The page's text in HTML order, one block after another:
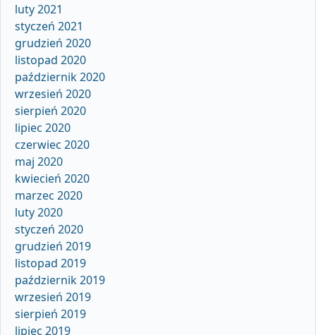
luty 2021
styczeń 2021
grudzień 2020
listopad 2020
październik 2020
wrzesień 2020
sierpień 2020
lipiec 2020
czerwiec 2020
maj 2020
kwiecień 2020
marzec 2020
luty 2020
styczeń 2020
grudzień 2019
listopad 2019
październik 2019
wrzesień 2019
sierpień 2019
lipiec 2019